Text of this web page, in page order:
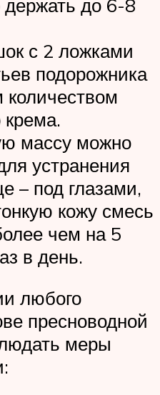
до 6-8
с 2 ложками
подорожника
массу можно
устранения
– под глазами,
кожу смесь
чем на 5
в день.
любого
пресноводной
меры